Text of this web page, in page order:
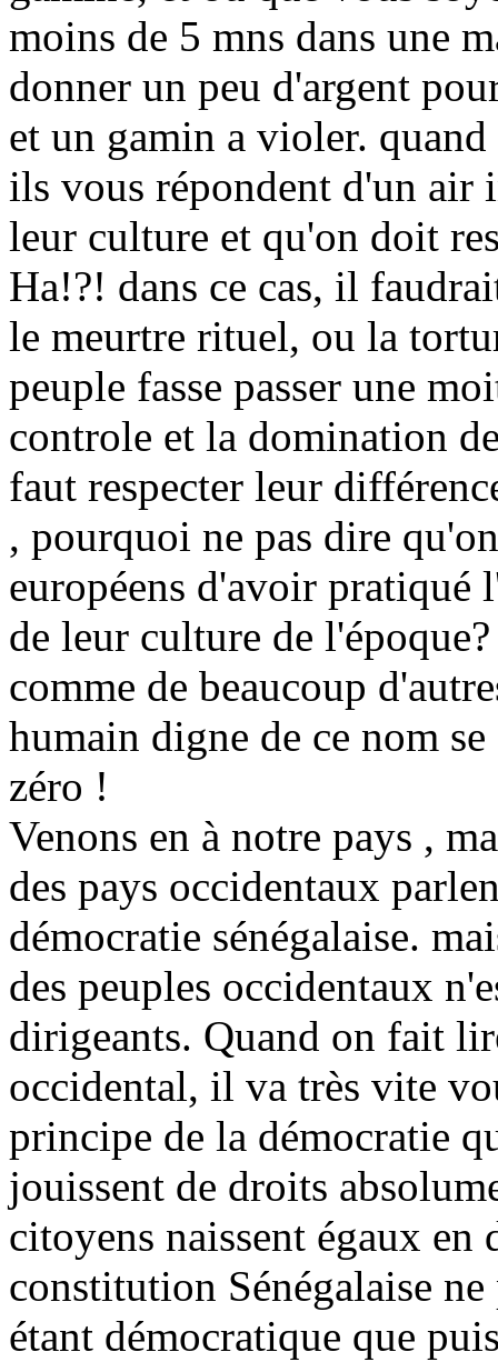
moins de 5 mns dans une
donner un peu d'argent
et un gamin a violer.
ils vous répondent d'un air
leur culture et qu'on doit
Ha!?! dans ce cas, il
le meurtre rituel, ou la
peuple fasse passer une
controle et la domination
faut respecter leur
, pourquoi ne pas dire
européens d'avoir pratiqué
de leur culture de
comme de beaucoup
humain digne de ce nom
zéro !
Venons en à notre pays ,
des pays occidentaux
démocratie sénégalaise.
des peuples occidentaux
dirigeants. Quand on fait
occidental, il va très vite
principe de la démocratie
jouissent de droits
citoyens naissent égaux en
constitution Sénégalaise
étant démocratique que